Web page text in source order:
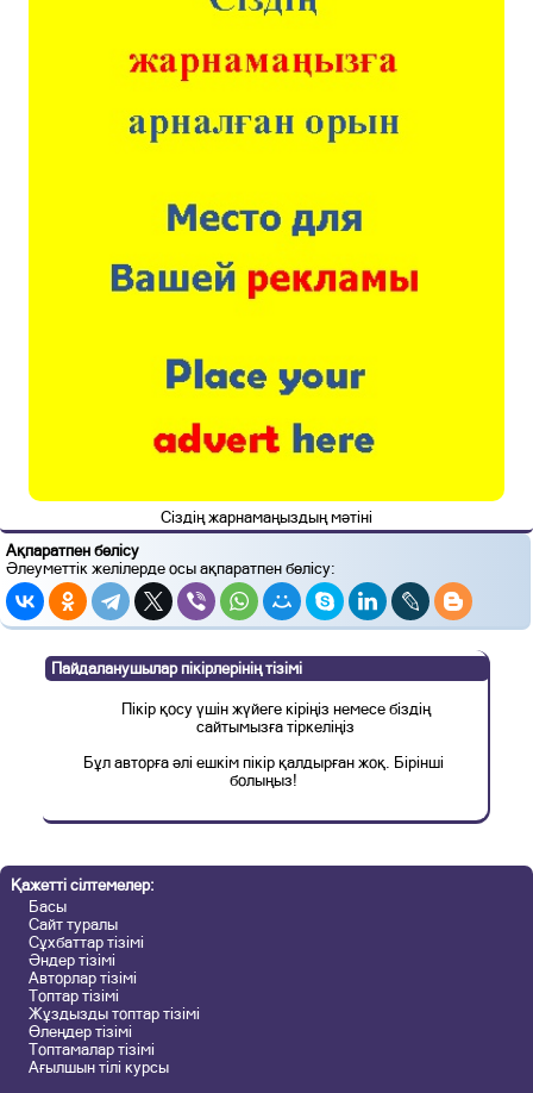
Сіздің жарнамаңыздың мәтіні
Ақпаратпен бөлісу
Әлеуметтік желілерде осы ақпаратпен бөлісу:
Пайдаланушылар пікірлерінің тізімі
Пікір қосу үшін жүйеге кіріңіз немесе біздің
сайтымызға тіркеліңіз
Бұл авторға әлі ешкім пікір қалдырған жоқ. Бірінші
болыңыз!
Қажетті сілтемелер:
Басы
Сайт туралы
Сұхбаттар тізімі
Әндер тізімі
Авторлар тізімі
Топтар тізімі
Жұздызды топтар тізімі
Өлеңдер тізімі
Топтамалар тізімі
Ағылшын тілі курсы